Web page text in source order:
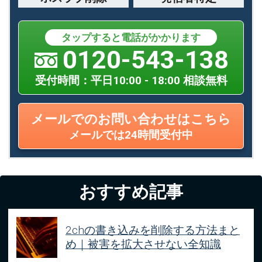
タップすると電話がかかります
0120-543-138
受付時間：平日10:00 - 18:00 相談無料
メールでのお問い合わせはこちら
メールでは24時間受付中
おすすめ記事
2chの書き込みを削除する方法まと
め｜被害を拡大させない全知識